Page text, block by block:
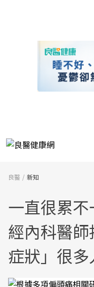
良醫 新知
一直很累
經內科醫
症狀」很